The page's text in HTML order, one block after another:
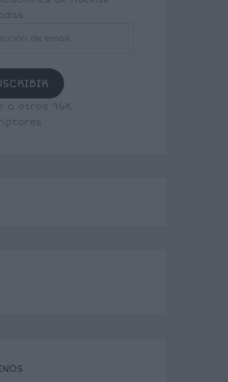
a otros 96K